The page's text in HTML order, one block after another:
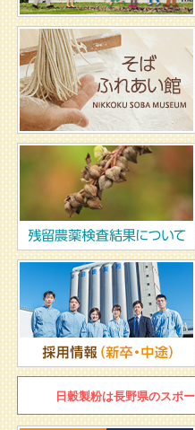
日穀製粉は長野県のスポ